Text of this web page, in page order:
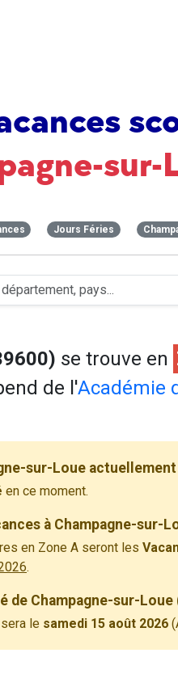
sur-
Jours Féries
se trouve en
de l'Académie
sur-Loue actuellement
en ce moment.
à Champagne-sur-
en Zone A seront les
.
de Champagne-sur-Loue
le samedi 15 août 2026